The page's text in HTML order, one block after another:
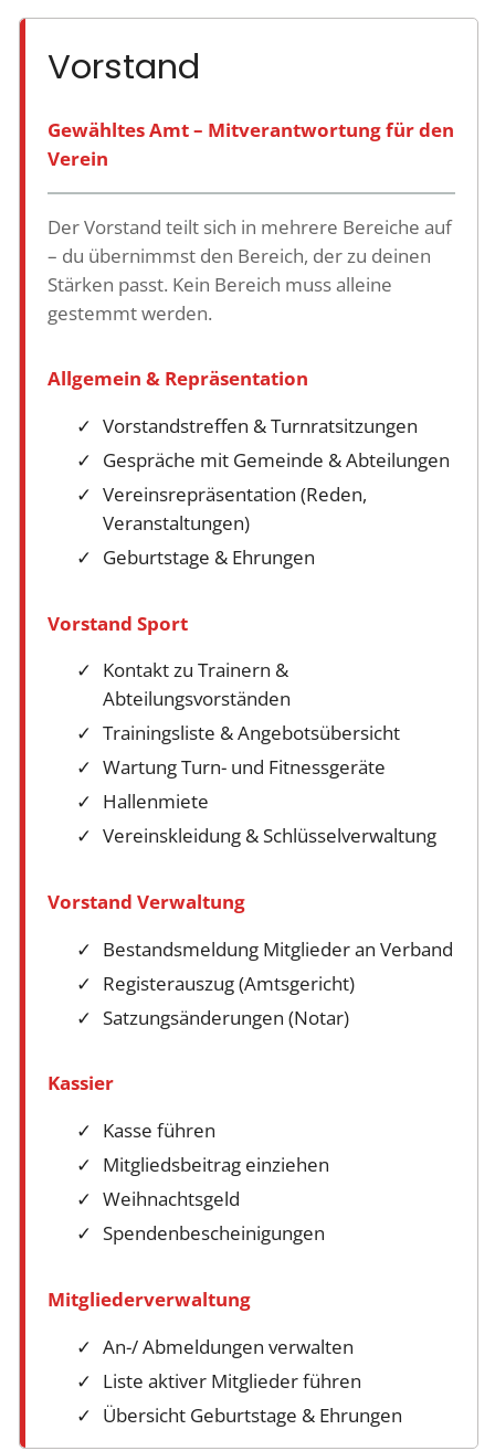
Vorstand
Gewähltes Amt – Mitverantwortung für den
Verein
Der Vorstand teilt sich in mehrere Bereiche auf
– du übernimmst den Bereich, der zu deinen
Stärken passt. Kein Bereich muss alleine
gestemmt werden.
Allgemein & Repräsentation
Vorstandstreffen & Turnratsitzungen
Gespräche mit Gemeinde & Abteilungen
Vereinsrepräsentation (Reden,
Veranstaltungen)
Geburtstage & Ehrungen
Vorstand Sport
Kontakt zu Trainern &
Abteilungsvorständen
Trainingsliste & Angebotsübersicht
Wartung Turn- und Fitnessgeräte
Hallenmiete
Vereinskleidung & Schlüsselverwaltung
Vorstand Verwaltung
Bestandsmeldung Mitglieder an Verband
Registerauszug (Amtsgericht)
Satzungsänderungen (Notar)
Kassier
Kasse führen
Mitgliedsbeitrag einziehen
Weihnachtsgeld
Spendenbescheinigungen
Mitgliederverwaltung
An-/ Abmeldungen verwalten
Liste aktiver Mitglieder führen
Übersicht Geburtstage & Ehrungen